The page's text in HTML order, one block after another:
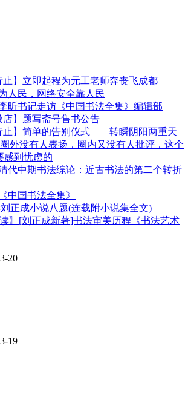
止】立即起程为元工老师奔丧飞成都
人民，网络安全靠人民
昕书记走访《中国书法全集》编辑部
店】题写斋号售书公告
止】简单的告别仪式——转瞬阴阳两重天
外没有人表扬，圈内又没有人批评，这个
感到忧虑的
代中期书法综论：近古书法的第二个转折
中国书法全集》
正成小说八题(连载附小说集全文)
〗[刘正成新著]书法审美历程《书法艺术
20
19